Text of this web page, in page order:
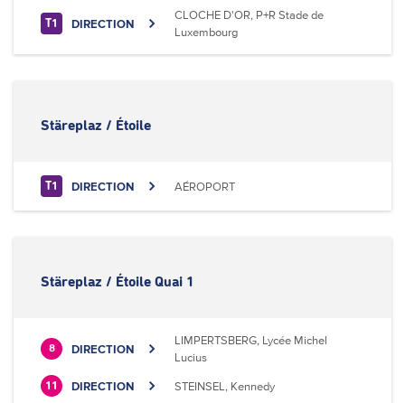
T1 DIRECTION
CLOCHE D'OR, P+R Stade de
Luxembourg
Stäreplaz / Étoile
T1 DIRECTION AÉROPORT
Stäreplaz / Étoile Quai 1
8 DIRECTION
LIMPERTSBERG, Lycée Michel
Lucius
11 DIRECTION STEINSEL, Kennedy